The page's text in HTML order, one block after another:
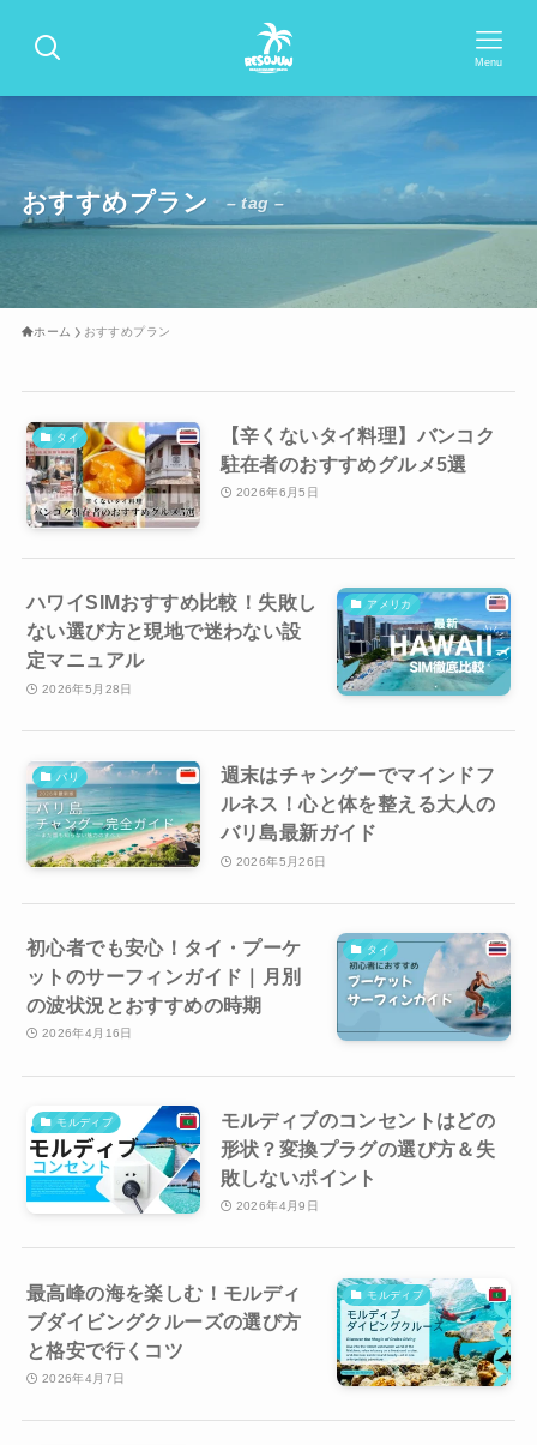
Menu
おすすめプラン – tag –
ホーム おすすめプラン
タイ
【辛くないタイ料理】バンコク
駐在者のおすすめグルメ5選
2026年6月5日
アメリカ
ハワイSIMおすすめ比較！失敗し
ない選び方と現地で迷わない設
定マニュアル
2026年5月28日
バリ
週末はチャングーでマインドフ
ルネス！心と体を整える大人の
バリ島最新ガイド
2026年5月26日
タイ
初心者でも安心！タイ・プーケ
ットのサーフィンガイド｜月別
の波状況とおすすめの時期
2026年4月16日
モルディブ
モルディブのコンセントはどの
形状？変換プラグの選び方＆失
敗しないポイント
2026年4月9日
モルディブ
最高峰の海を楽しむ！モルディ
ブダイビングクルーズの選び方
と格安で行くコツ
2026年4月7日